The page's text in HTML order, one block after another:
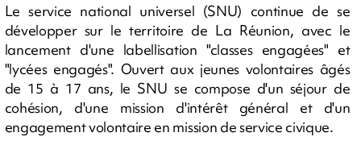
Le service national universel (SNU) continue de se
développer sur le territoire de La Réunion, avec le
lancement d'une labellisation "classes engagées" et
"lycées engagés". Ouvert aux jeunes volontaires âgés
de 15 à 17 ans, le SNU se compose d'un séjour de
cohésion, d'une mission d'intérêt général et d'un
engagement volontaire en mission de service civique.